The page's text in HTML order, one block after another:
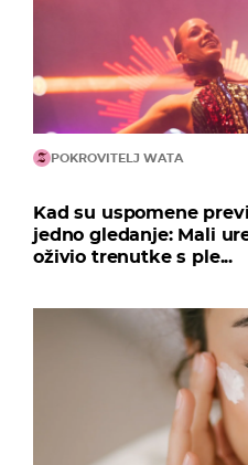
POKROVITELJ WATA
Kad su uspomene
jedno gledanje: Mali
oživio trenutke s ple...